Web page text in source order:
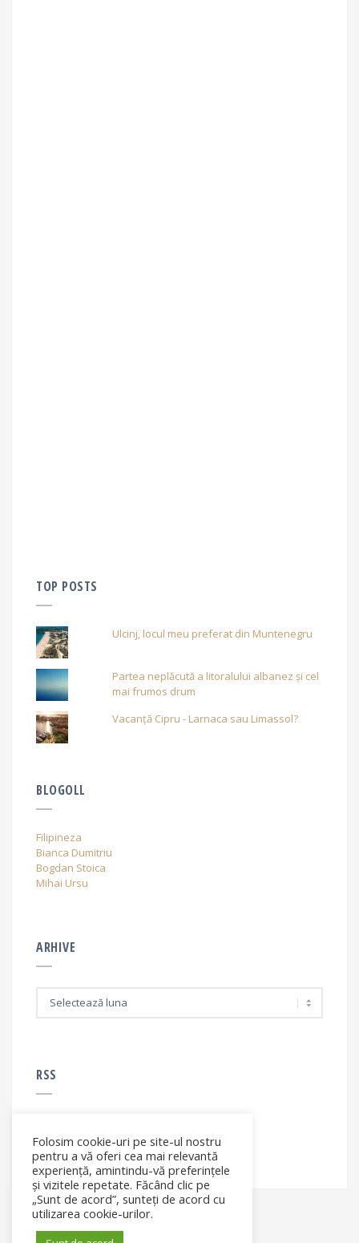
TOP POSTS
Ulcinj, locul meu preferat din Muntenegru
Partea neplăcută a litoralului albanez și cel
mai frumos drum
Vacanță Cipru - Larnaca sau Limassol?
BLOGOLL
Filipineza
Bianca Dumitriu
Bogdan Stoica
Mihai Ursu
ARHIVE
RSS
RSS - articole
Folosim cookie-uri pe site-ul nostru
pentru a vă oferi cea mai relevantă
experiență, amintindu-vă preferințele
și vizitele repetate. Făcând clic pe
„Sunt de acord”, sunteți de acord cu
utilizarea cookie-urilor.